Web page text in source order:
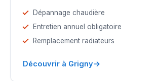
Dépannage chaudière
Entretien annuel obligatoire
Remplacement radiateurs
Découvrir à Grigny→